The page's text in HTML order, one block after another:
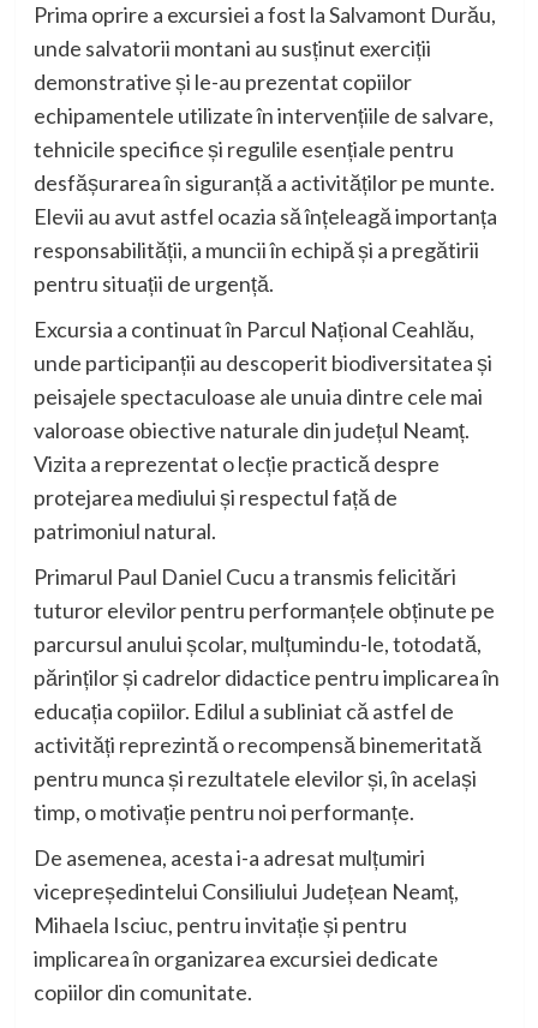
Prima oprire a excursiei a fost laSalvamont Durău,
unde salvatorii montani au susținut exerciții
demonstrative și le-au prezentat copiilor
echipamentele utilizate în intervențiile de salvare,
tehnicile specifice și regulile esențiale pentru
desfășurarea în siguranță a activităților pe munte.
Elevii au avut astfel ocazia să înțeleagă importanța
responsabilității, a muncii în echipă și a pregătirii
pentru situații de urgență.
Excursia a continuat în Parcul Național Ceahlău,
unde participanții au descoperit biodiversitatea și
peisajele spectaculoase ale unuia dintre cele mai
valoroase obiective naturale din județul Neamț.
Vizita a reprezentat o lecție practică despre
protejarea mediului și respectul față de
patrimoniul natural.
Primarul Paul Daniel Cucu a transmis felicitări
tuturor elevilor pentru performanțele obținute pe
parcursul anului școlar, mulțumindu-le, totodată,
părinților și cadrelor didactice pentru implicarea în
educația copiilor. Edilul a subliniat că astfel de
activități reprezintă o recompensă binemeritată
pentru munca și rezultatele elevilor și, în același
timp, o motivație pentru noi performanțe.
De asemenea, acesta i-a adresat mulțumiri
vicepreședintelui Consiliului Județean Neamț,
Mihaela Isciuc, pentru invitație și pentru
implicarea în organizarea excursiei dedicate
copiilor din comunitate.